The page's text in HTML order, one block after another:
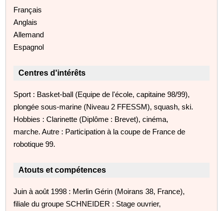
Français
Anglais
Allemand
Espagnol
Centres d'intérêts
Sport : Basket-ball (Equipe de l'école, capitaine 98/99),
plongée sous-marine (Niveau 2 FFESSM), squash, ski.
Hobbies : Clarinette (Diplôme : Brevet), cinéma,
marche. Autre : Participation à la coupe de France de
robotique 99.
Atouts et compétences
Juin à août 1998 : Merlin Gérin (Moirans 38, France),
filiale du groupe SCHNEIDER : Stage ouvrier,